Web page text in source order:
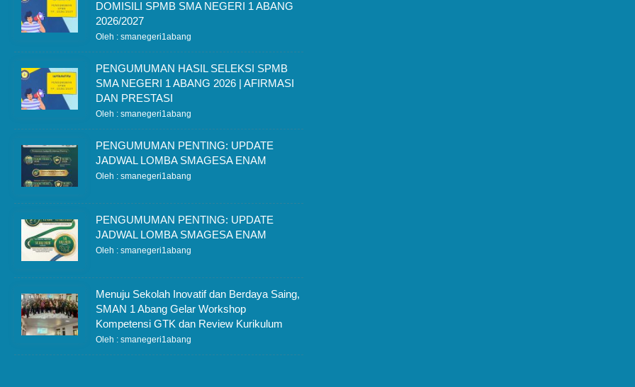
DOMISILI SPMB SMA NEGERI 1 ABANG
2026/2027
Oleh : smanegeri1abang
PENGUMUMAN HASIL SELEKSI SPMB
SMA NEGERI 1 ABANG 2026 | AFIRMASI
DAN PRESTASI
Oleh : smanegeri1abang
PENGUMUMAN PENTING: UPDATE
JADWAL LOMBA SMAGESA ENAM
Oleh : smanegeri1abang
PENGUMUMAN PENTING: UPDATE
JADWAL LOMBA SMAGESA ENAM
Oleh : smanegeri1abang
Menuju Sekolah Inovatif dan Berdaya Saing,
SMAN 1 Abang Gelar Workshop
Kompetensi GTK dan Review Kurikulum
Oleh : smanegeri1abang